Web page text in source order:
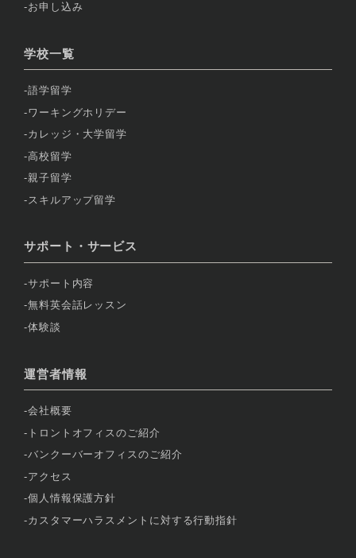
お申し込み
学校一覧
語学留学
ワーキングホリデー
カレッジ・大学留学
高校留学
親子留学
スキルアップ留学
サポート・サービス
サポート内容
無料英会話レッスン
体験談
運営者情報
会社概要
トロントオフィスのご紹介
バンクーバーオフィスのご紹介
アクセス
個人情報保護方針
カスタマーハラスメントに対する行動指針